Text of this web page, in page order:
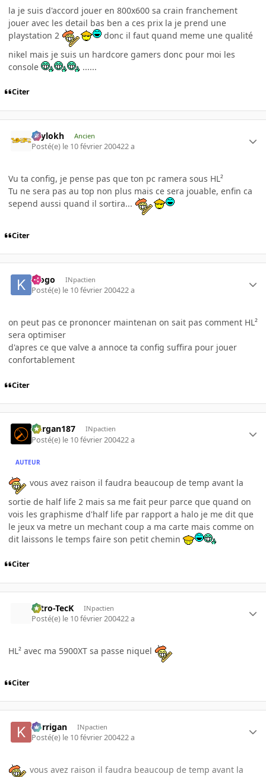
la je suis d'accord jouer en 800x600 sa crain franchement
jouer avec les detail bas ben a ces prix la je prend une
playstation 2
donc il faut quand meme une qualité
nikel mais je suis un hardcore gamers donc pour moi les
console
......
Citer
Psylokh Ancien
Posté(e) le 10 février 200422 a
Vu ta config, je pense pas que ton pc ramera sous HL²
Tu ne sera pas au top non plus mais ce sera jouable, enfin ca
sepend aussi quand il sortira...
Citer
klogo INpactien
Posté(e) le 10 février 200422 a
on peut pas ce prononcer maintenan on sait pas comment HL²
sera optimiser
d'apres ce que valve a annoce ta config suffira pour jouer
confortablement
Citer
kurgan187 INpactien
Posté(e) le 10 février 200422 a
AUTEUR
vous avez raison il faudra beaucoup de temp avant la
sortie de half life 2 mais sa me fait peur parce que quand on
vois les graphisme d'half life par rapport a halo je me dit que
le jeux va metre un mechant coup a ma carte mais comme on
dit laissons le temps faire son petit chemin
Citer
Nitro-TecK INpactien
Posté(e) le 10 février 200422 a
HL² avec ma 5900XT sa passe niquel
Citer
korrigan INpactien
Posté(e) le 10 février 200422 a
vous avez raison il faudra beaucoup de temp avant la